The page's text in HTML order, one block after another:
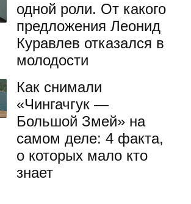
одной роли. От какого
предложения Леонид
Куравлев отказался в
молодости
Как снимали
«Чингачгук —
Большой Змей» на
самом деле: 4 факта,
о которых мало кто
знает